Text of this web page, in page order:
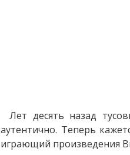
Лет десять назад
аутентично. Теперь
играющий произведения